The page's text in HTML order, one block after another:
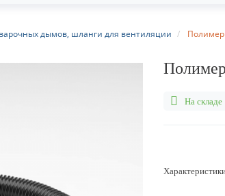
дымов, шланги для вентиляции
На складе